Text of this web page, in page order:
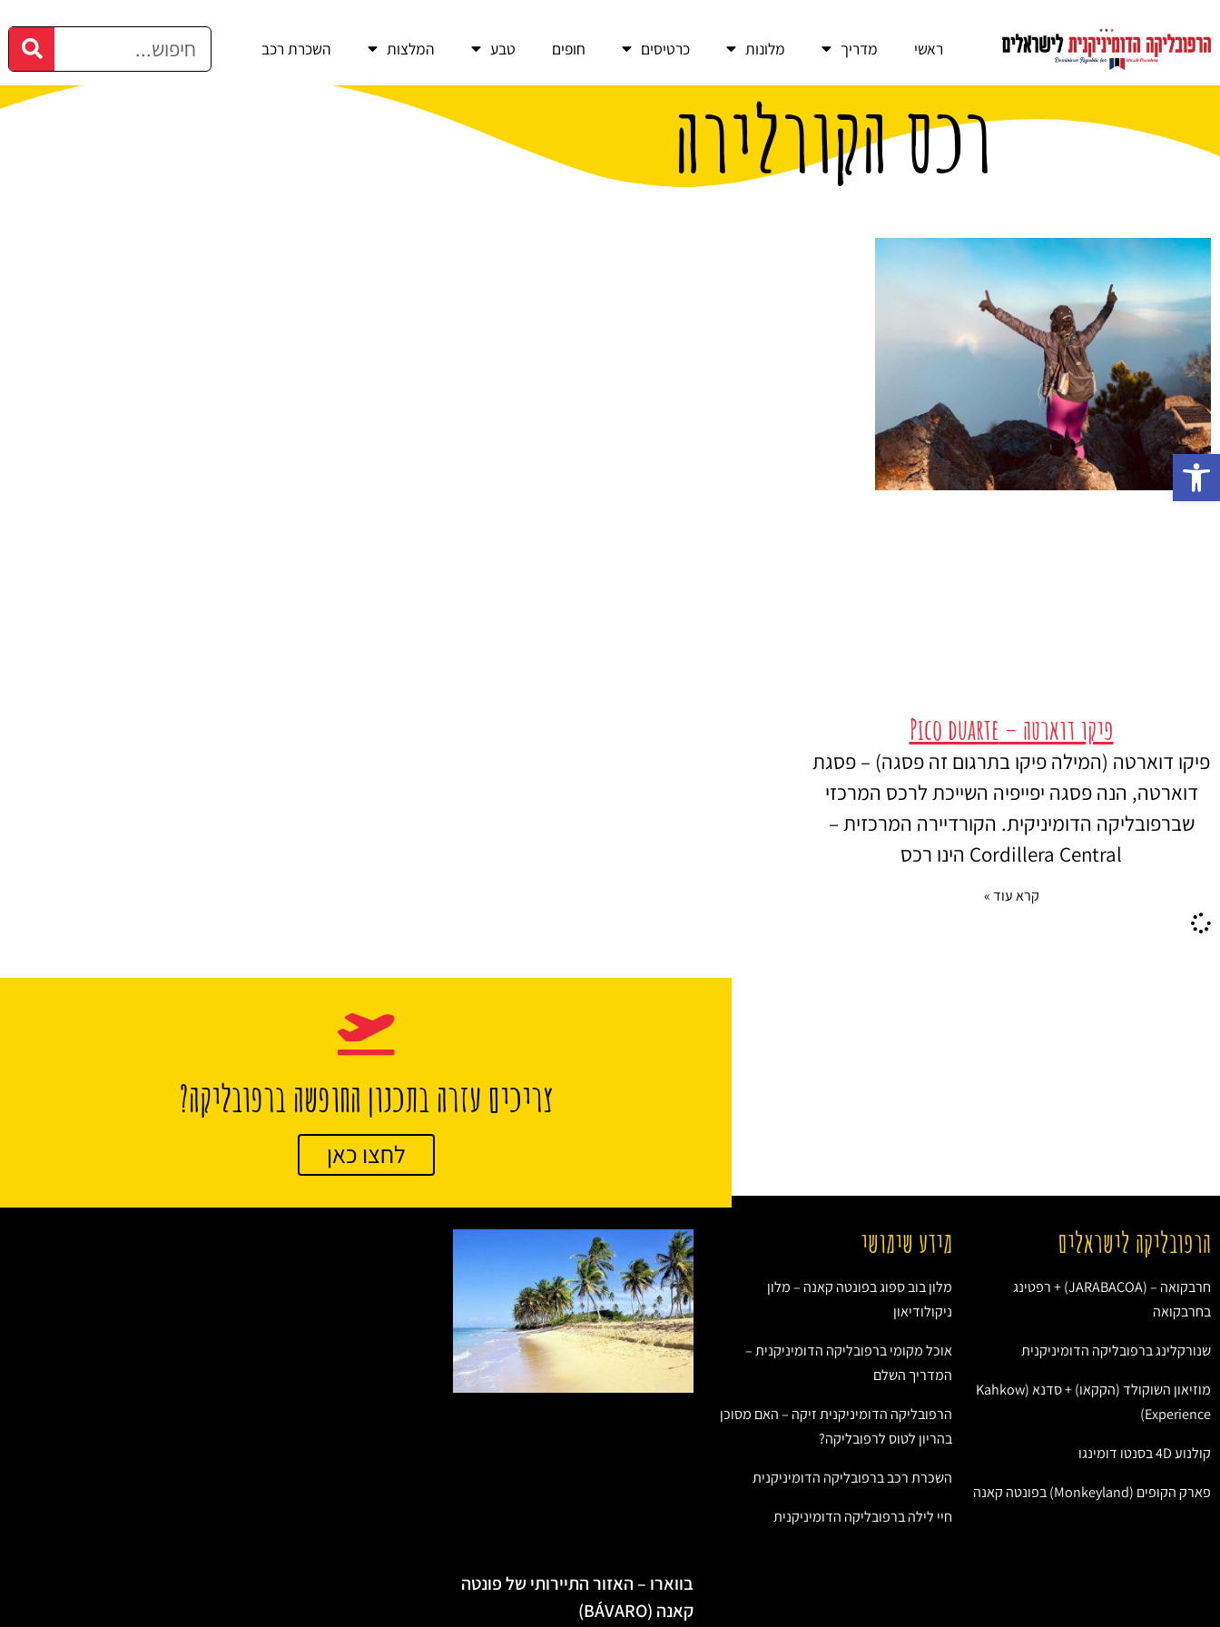
ראשי מדריך מלונות כרטיסים חופים טבע המלצות השכרת רכב
רכס הקורלירה
פיקו דוארטה – Pico duarte
פיקו דוארטה (המילה פיקו בתרגום זה פסגה) – פסגת
דוארטה, הנה פסגה יפייפיה השייכת לרכס המרכזי
שברפובליקה הדומיניקית. הקורדיירה המרכזית –
Cordillera Central הינו רכס
קרא עוד »
צריכים עזרה בתכנון החופשה ברפובליקה?
לחצו כאן
הרפובליקה לישראלים
חרבקואה – (JARABACOA) + רפטינג
בחרבקואה
שנורקלינג ברפובליקה הדומיניקנית
מוזיאון השוקולד (הקקאו) + סדנא (Kahkow
Experience)
קולנוע 4D בסנטו דומינגו
פארק הקופים (Monkeyland) בפונטה קאנה
מידע שימושי
מלון בוב ספוג בפונטה קאנה – מלון
ניקולודיאון
אוכל מקומי ברפובליקה הדומיניקנית –
המדריך השלם
הרפובליקה הדומיניקנית זיקה – האם מסוכן
בהריון לטוס לרפובליקה?
השכרת רכב ברפובליקה הדומיניקנית
חיי לילה ברפובליקה הדומיניקנית
בווארו – האזור התיירותי של פונטה
קאנה (BÁVARO)
פתח סרגל נגישות